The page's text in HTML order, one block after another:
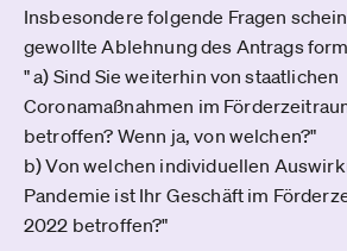
Insbesondere folgende Fragen
gewollte Ablehnung des Antrags
" a) Sind Sie weiterhin von staatlichen
Coronamaßnahmen im
betroffen? Wenn ja, von welchen?"
b) Von welchen individuellen
Pandemie ist Ihr Geschäft im
2022 betroffen?"